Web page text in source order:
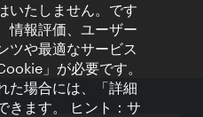
いたしません。です
情報評価、ユーザー
ツや最適なサービス
」が必要です。
た場合には、「詳細
きます。 ヒント：サ